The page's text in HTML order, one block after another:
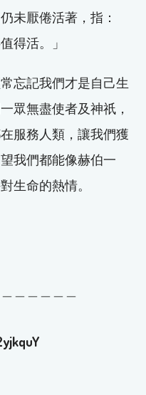
未厭倦活著，指：
得活。」
忘記我們才是自己生
眾無盡使者及神祇，
服務人類，讓我們獲
我們都能像赫伯一
生命的熱情。